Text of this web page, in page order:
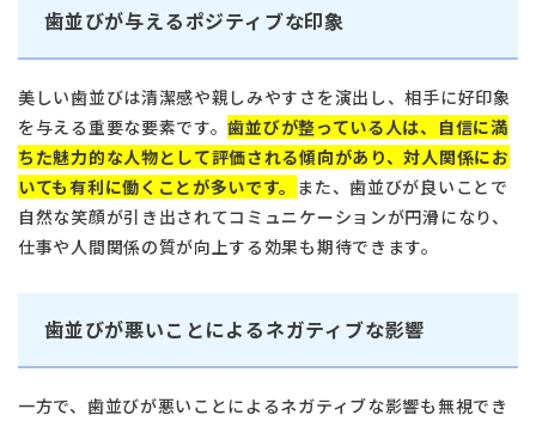
歯並びが与えるポジティブな印象
美しい歯並びは清潔感や親しみやすさを演出し、相手に好印象
を与える重要な要素です。歯並びが整っている人は、自信に満
ちた魅力的な人物として評価される傾向があり、対人関係にお
いても有利に働くことが多いです。 また、歯並びが良いことで
自然な笑顔が引き出されてコミュニケーションが円滑になり、
仕事や人間関係の質が向上する効果も期待できます。
歯並びが悪いことによるネガティブな影響
一方で、歯並びが悪いことによるネガティブな影響も無視でき